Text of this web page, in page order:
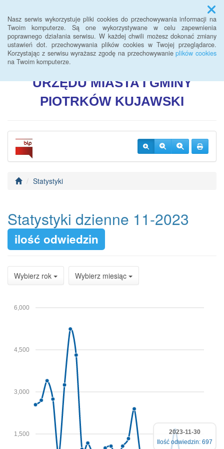
Nasz serwis wykorzystuje pliki cookies do przechowywania informacji na
Twoim komputerze. Są one wykorzystywane w celu zapewnienia
poprawnego działania serwisu. W każdej chwili możesz dokonać zmiany
ustawień dot. przechowywania plików cookies w Twojej przeglądarce.
Korzystając z serwisu wyrażasz zgodę na przechowywanieplików cookies
na Twoim komputerze.
Menu
BIULETYN INFORMACJI
URZĘDUMIASTA I GMINY
PIOTRKÓW KUJAWSKI
Statystyki
Statystyki dzienne 11-2023
ilość odwiedzin
Wybierz rok Wybierz miesiąc
1,500
3,000
4,500
6,000
2023-11-30
Ilość odwiedzin: 697